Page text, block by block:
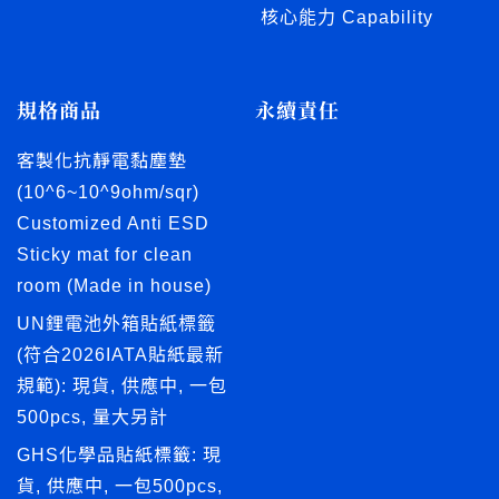
核心能力 Capability
規格商品
客製化抗靜電黏塵墊
(10^6~10^9ohm/sqr)
Customized Anti ESD
Sticky mat for clean
room (Made in house)
UN鋰電池外箱貼紙標籤
(符合2026IATA貼紙最新
規範): 現貨, 供應中, 一包
500pcs, 量大另計
GHS化學品貼紙標籤: 現
貨, 供應中, 一包500pcs,
永續責任